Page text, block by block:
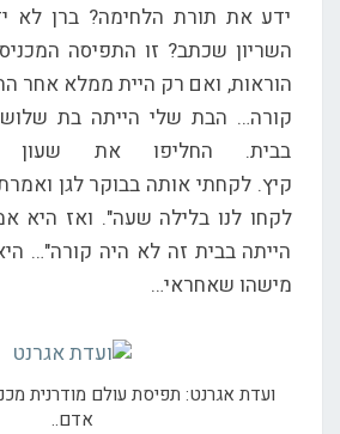
ידע את תורת הלחימה? ברן לא
השריון שכתב? זו התפיסה
הוראות, ואם רק היית ממלא אחר
קורה… הבת שלי הייתה בת
בבית. החליפו את שעון
קיץ. לקחתי אותה בבוקר לגן
לקחו לנו בלילה שעה". ואז היא
הייתה בבית זה לא היה קורה"…
מישהו שאחראי…
ועדת אגרנט: תפיסת עולם מודרנית
אדם..